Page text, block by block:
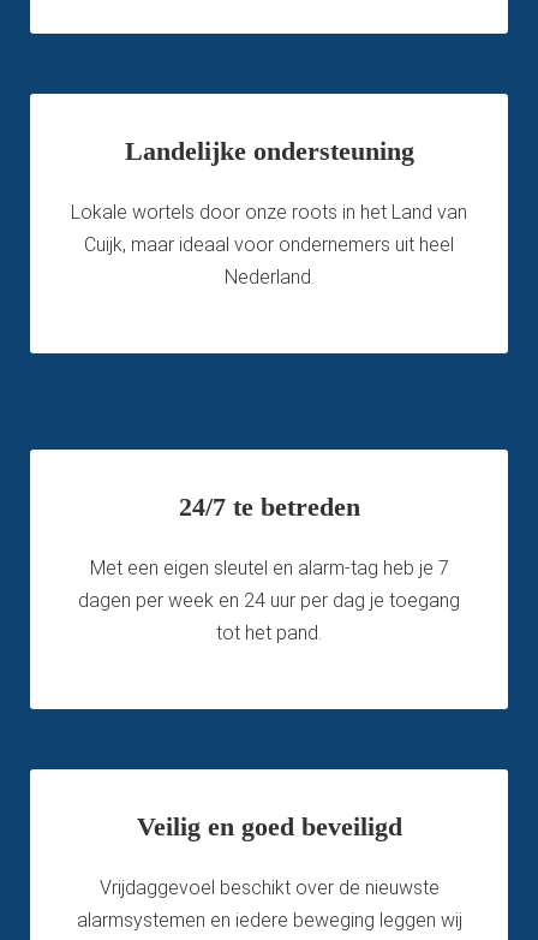
Landelijke ondersteuning
Lokale wortels door onze roots in het Land van
Cuijk, maar ideaal voor ondernemers uit heel
Nederland.
24/7 te betreden
Met een eigen sleutel en alarm-tag heb je 7
dagen per week en 24 uur per dag je toegang
tot het pand.
Veilig en goed beveiligd
Vrijdaggevoel beschikt over de nieuwste
alarmsystemen en iedere beweging leggen wij